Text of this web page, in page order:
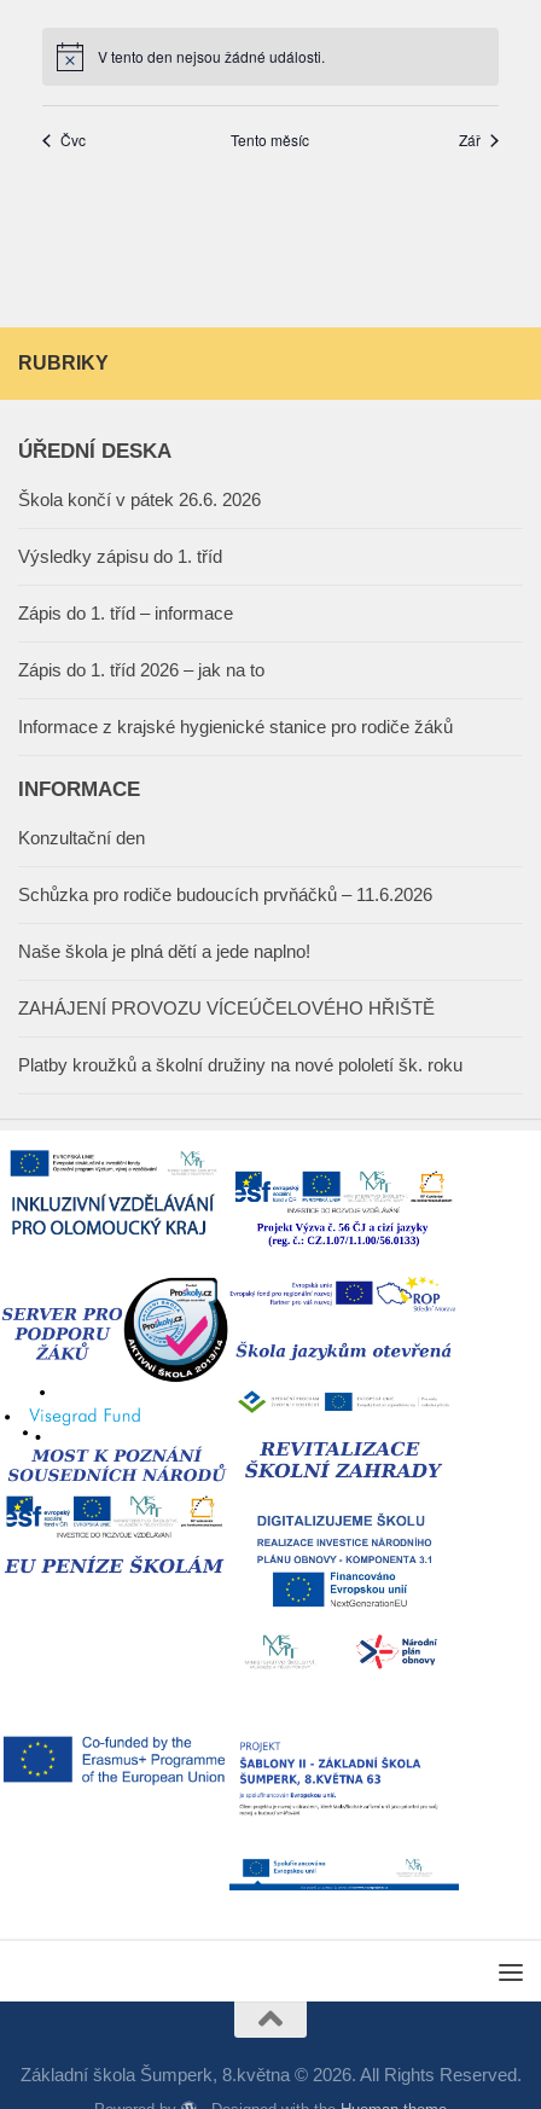
RUBRIKY
ÚŘEDNÍ DESKA
Škola končí v pátek 26.6. 2026
Výsledky zápisu do 1. tříd
Zápis do 1. tříd – informace
Zápis do 1. tříd 2026 – jak na to
Informace z krajské hygienické stanice pro rodiče žáků
INFORMACE
Konzultační den
Schůzka pro rodiče budoucích prvňáčků – 11.6.2026
Naše škola je plná dětí a jede naplno!
ZAHÁJENÍ PROVOZU VÍCEÚČELOVÉHO HŘIŠTĚ
Platby kroužků a školní družiny na nové pololetí šk. roku
Základní škola Šumperk, 8.května © 2026. All Rights Reserved.